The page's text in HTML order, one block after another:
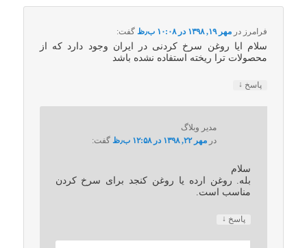
فرامرز در مهر ۱۹, ۱۳۹۸ در ۱۰:۰۸ ب٫ظ گفت:
سلام ایا روغن سرخ کردنی در ایران وجود دارد که از
محصولات ترا ریخته استفاده نشده باشد
پاسخ ↓
مدیر وبلاگ
در مهر ۲۲, ۱۳۹۸ در ۱۲:۵۸ ب٫ظ گفت:
سلام
بله. روغن ارده یا روغن کنجد برای سرخ کردن
مناسب است.
پاسخ ↓